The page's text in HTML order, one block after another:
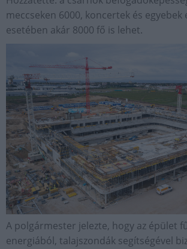
meccseken 6000, koncertek és egyebek
esetében akár 8000 fő is lehet.
A polgármester jelezte, hogy az épület
energiából, talajszondák segítségével